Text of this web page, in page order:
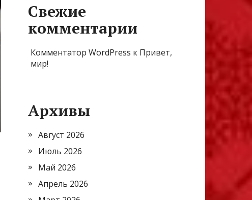
Свежие
комментарии
Комментатор WordPress к Привет,
мир!
Архивы
Август 2026
Июль 2026
Май 2026
Апрель 2026